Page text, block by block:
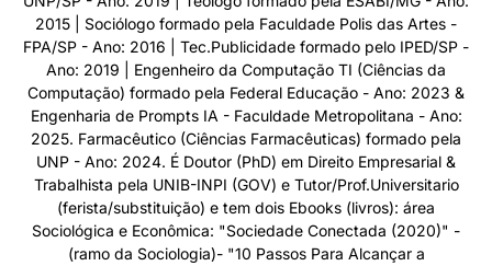
2015 | Sociólogo formado pela Faculdade Polis das Artes -
FPA/SP - Ano: 2016 | Tec.Publicidade formado pelo IPED/SP -
Ano: 2019 | Engenheiro da Computação TI (Ciências da
Computação) formado pela Federal Educação - Ano: 2023 &
Engenharia de Prompts IA - Faculdade Metropolitana - Ano:
2025. Farmacêutico (Ciências Farmacêuticas) formado pela
UNP - Ano: 2024. É Doutor (PhD) em Direito Empresarial &
Trabalhista pela UNIB-INPI (GOV) e Tutor/Prof.Universitario
(ferista/substituição) e tem dois Ebooks (livros): área
Sociológica e Econômica: "Sociedade Conectada (2020)" -
(ramo da Sociologia)- "10 Passos Para Alcançar a